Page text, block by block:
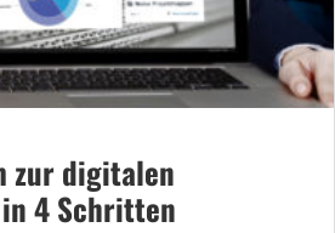
zur digitalen
4 Schritten